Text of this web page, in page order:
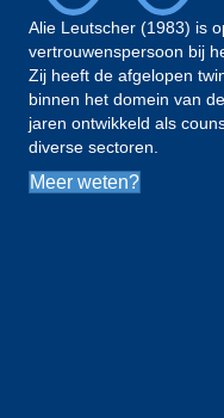
Alie Leutscher (1983) is
vertrouwenspersoon bij
Zij heeft de afgelopen
binnen het domein van
jaren ontwikkeld als
diverse sectoren.
Meer weten?